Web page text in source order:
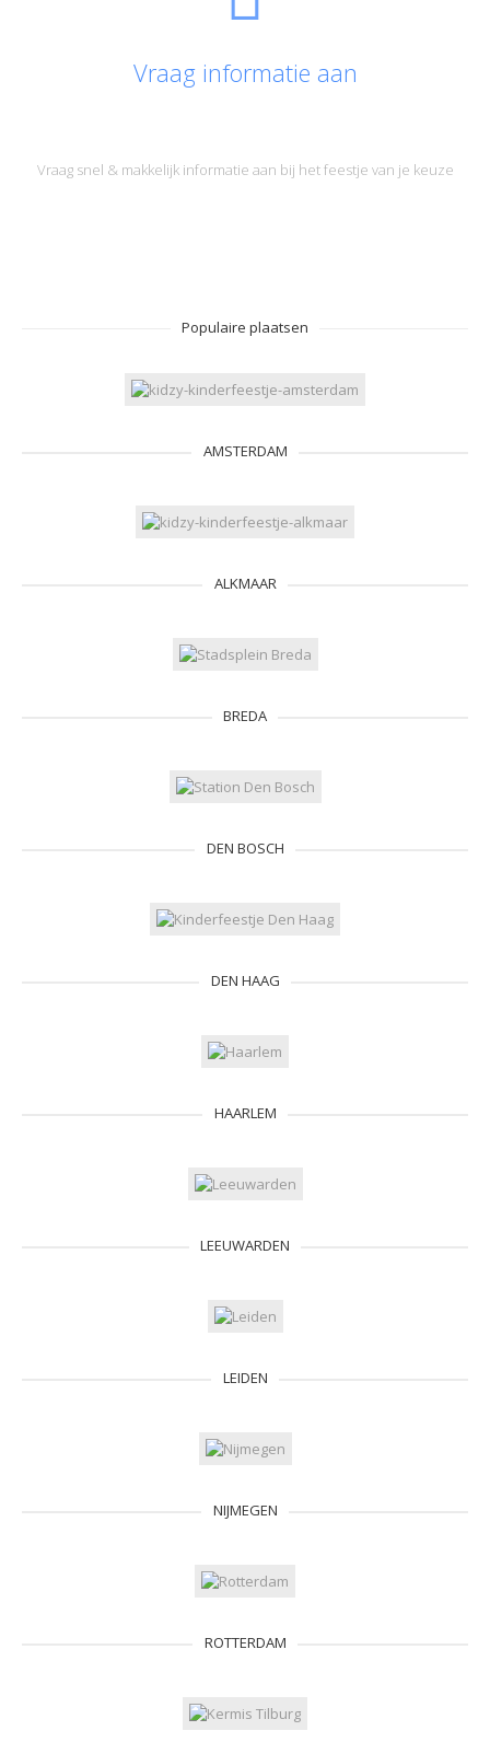
Vraag informatie aan
Vraag snel & makkelijk informatie aan bij het feestje van je keuze
Populaire plaatsen
AMSTERDAM
ALKMAAR
BREDA
DEN BOSCH
DEN HAAG
HAARLEM
LEEUWARDEN
LEIDEN
NIJMEGEN
ROTTERDAM